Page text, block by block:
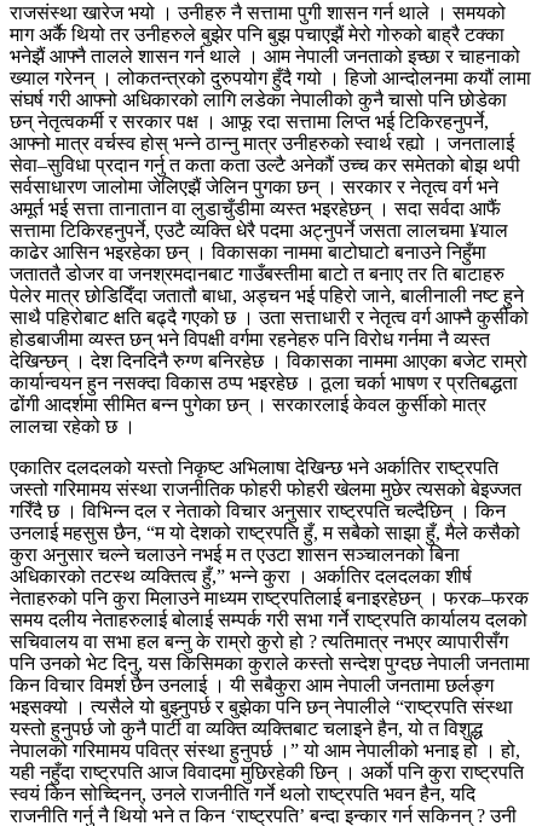
राजसंस्था खारेज भयो । उनीहरु नै सत्तामा पुगी शासन गर्न थाले । समयको
माग अर्कै थियो तर उनीहरुले बुझेर पनि बुझ पचाएझैं मेरो गोरुको बाह्रै टक्का
भनेझैं आफ्नै तालले शासन गर्न थाले । आम नेपाली जनताको इच्छा र चाहनाको
ख्याल गरेनन् । लोकतन्त्रको दुरुपयोग हुँदै गयो । हिजो आन्दोलनमा कयौं लामा
संघर्ष गरी आफ्नो अधिकारको लागि लडेका नेपालीको कुनै चासो पनि छोडेका
छन् नेतृत्वकर्मी र सरकार पक्ष । आफू रदा सत्तामा लिप्त भई टिकिरहनुपर्ने,
आफ्नो मात्र वर्चस्व होस् भन्ने ठान्नु मात्र उनीहरुको स्वार्थ रह्यो । जनतालाई
सेवा–सुविधा प्रदान गर्नु त कता कता उल्टै अनेकौं उच्च कर समेतको बोझ थपी
सर्वसाधारण जालोमा जेलिएझैं जेलिन पुगका छन् । सरकार र नेतृत्व वर्ग भने
अमूर्त भई सत्ता तानातान वा लुडाचुँडीमा व्यस्त भइरहेछन् । सदा सर्वदा आफैं
सत्तामा टिकिरहनुपर्ने, एउटै व्यक्ति धेरै पदमा अट्नुपर्ने जसता लालचमा ¥याल
काढेर आसिन भइरहेका छन् । विकासका नाममा बाटोघाटो बनाउने निहुँमा
जताततै डोजर वा जनश्रमदानबाट गाउँबस्तीमा बाटो त बनाए तर ति बाटाहरु
पेलेर मात्र छोडिदिँदा जतातौ बाधा, अड्चन भई पहिरो जाने, बालीनाली नष्ट हुने
साथै पहिरोबाट क्षति बढ्दै गएको छ । उता सत्ताधारी र नेतृत्व वर्ग आफ्नै कुर्सीको
होडबाजीमा व्यस्त छन् भने विपक्षी वर्गमा रहनेहरु पनि विरोध गर्नमा नै व्यस्त
देखिन्छन् । देश दिनदिनै रुग्ण बनिरहेछ । विकासका नाममा आएका बजेट राम्रो
कार्यान्वयन हुन नसक्दा विकास ठप्प भइरहेछ । ठूला चर्का भाषण र प्रतिबद्धता
ढोंगी आदर्शमा सीमित बन्न पुगेका छन् । सरकारलाई केवल कुर्सीको मात्र
लालचा रहेको छ ।
एकातिर दलदलको यस्तो निकृष्ट अभिलाषा देखिन्छ भने अर्कातिर राष्ट्रपति
जस्तो गरिमामय संस्था राजनीतिक फोहरी फोहरी खेलमा मुछेर त्यसको बेइज्जत
गरिँदै छ । विभिन्न दल र नेताको विचार अनुसार राष्ट्रपति चल्दैछिन् । किन
उनलाई महसुस छैन, “म यो देशको राष्ट्रपति हुँ, म सबैको साझा हुँ, मैले कसैको
कुरा अनुसार चल्ने चलाउने नभई म त एउटा शासन सञ्चालनको बिना
अधिकारको तटस्थ व्यक्तित्व हुँ,” भन्ने कुरा । अर्कातिर दलदलका शीर्ष
नेताहरुको पनि कुरा मिलाउने माध्यम राष्ट्रपतिलाई बनाइरहेछन् । फरक–फरक
समय दलीय नेताहरुलाई बोलाई सम्पर्क गरी सभा गर्ने राष्ट्रपति कार्यालय दलको
सचिवालय वा सभा हल बन्नु के राम्रो कुरो हो ? त्यतिमात्र नभएर व्यापारीसँग
पनि उनको भेट दिनु, यस किसिमका कुराले कस्तो सन्देश पुग्दछ नेपाली जनतामा
किन विचार विमर्श छैन उनलाई । यी सबैकुरा आम नेपाली जनतामा छर्लङ्ग
भइसक्यो । त्यसैले यो बुझ्नुपर्छ र बुझेका पनि छन् नेपालीले “राष्ट्रपति संस्था
यस्तो हुनुपर्छ जो कुनै पार्टी वा व्यक्ति व्यक्तिबाट चलाइने हैन, यो त विशुद्ध
नेपालको गरिमामय पवित्र संस्था हुनुपर्छ ।” यो आम नेपालीको भनाइ हो । हो,
यही नहुँदा राष्ट्रपति आज विवादमा मुछिरहेकी छिन् । अर्काे पनि कुरा राष्ट्रपति
स्वयं किन सोच्दिनन्, उनले राजनीति गर्ने थलो राष्ट्रपति भवन हैन, यदि
राजनीति गर्नु नै थियो भने त किन ‘राष्ट्रपति’ बन्दा इन्कार गर्न सकिनन् ? उनी